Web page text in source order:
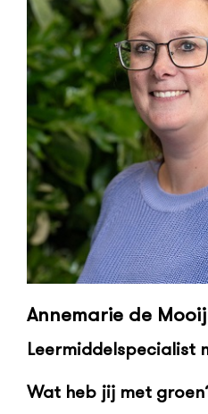
Annemarie de Mooij
Leermiddelspecialist
Wat heb jij met